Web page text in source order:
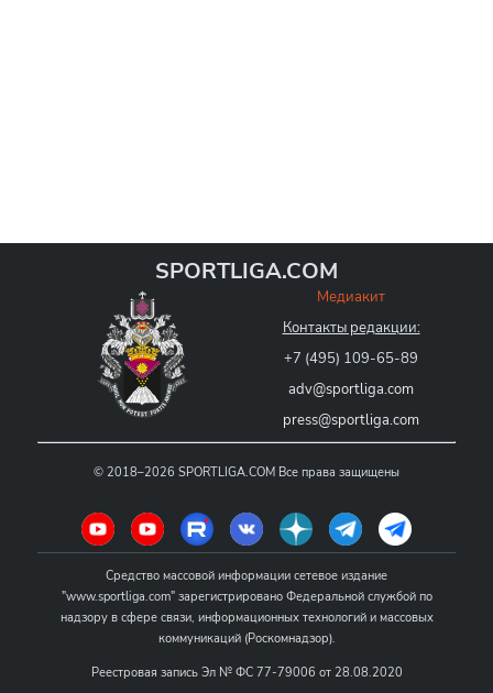
SPORTLIGA.COM
Медиакит
Контакты редакции:
+7 (495) 109-65-89
adv@sportliga.com
press@sportliga.com
© 2018–2026 SPORTLIGA.COM Все права защищены
Средство массовой информации сетевое издание
"www.sportliga.com" зарегистрировано Федеральной службой по
надзору в сфере связи, информационных технологий и массовых
коммуникаций (Роскомнадзор).
Реестровая запись Эл № ФС 77-79006 от 28.08.2020